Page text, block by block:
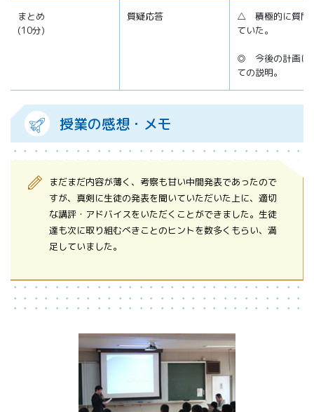
まとめ
(10分)
質疑応答
△ 積極的に質問
ていた。
◎ 今後の計画に
ての説明。
授業の感想・メモ
まだまだ内容が薄く、考察も甘い中間発表であったので
すが、真剣に生徒の発表を聞いていただいた上に、適切
な講評・アドバイスをいただくことができました。生徒
達も次に取り組むべきことのヒントを数多くもらい、満
足していました。